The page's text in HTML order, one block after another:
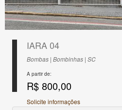
IARA 04
Bombas | Bombinhas | SC
A partir de:
R$ 800,00
Solicite informações